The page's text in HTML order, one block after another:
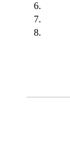
6.
7.
8.